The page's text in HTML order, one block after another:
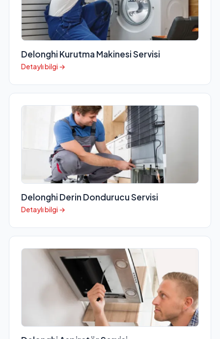
Delonghi Kurutma Makinesi Servisi
Detaylı bilgi →
Delonghi Derin Dondurucu Servisi
Detaylı bilgi →